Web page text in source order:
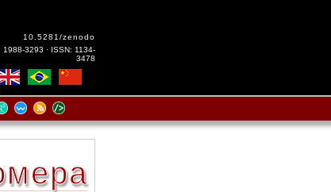
10.5281/zenodo
1988-3293 · ISSN: 1134-
3478